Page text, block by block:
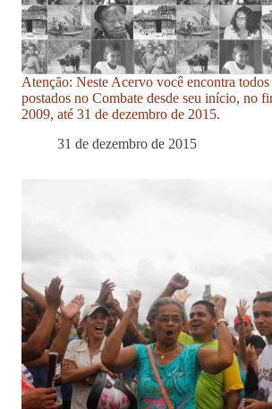
Atenção: Neste Acervo você encontra todos
postados no Combate desde seu início, no
2009, até 31 de dezembro de 2015.
31 de dezembro de 2015